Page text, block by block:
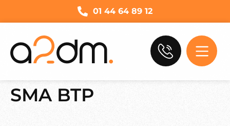
01 44 64 89 12
SMA BTP